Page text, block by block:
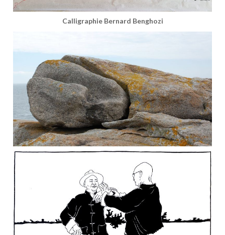
Calligraphie Bernard Benghozi